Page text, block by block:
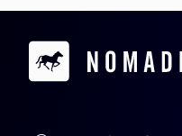
Contacts